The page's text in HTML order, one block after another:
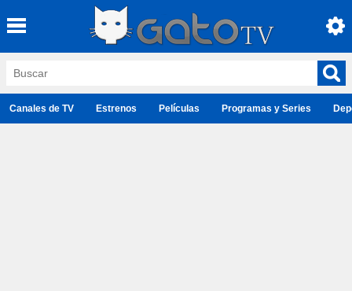
Canales de TV Estrenos Películas Programas y Series